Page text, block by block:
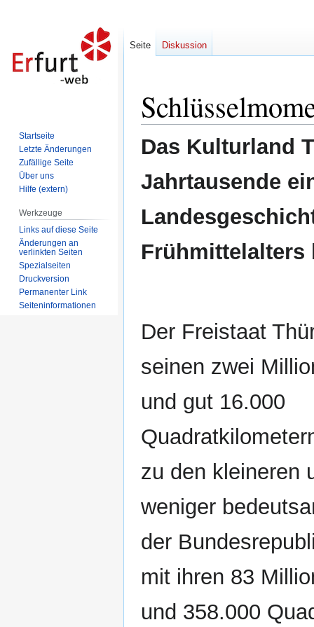
Navigation
springen
Suche
springen
Das Kulturland
Jahrtausende
Frühmittelalters
Der Freistaat
seinen zwei
und gut 16.000
zu den kleineren
weniger
der
mit ihren 83
und 358.000
Seite Diskussion
Startseite
Letzte Änderungen
Zufällige Seite
Über uns
Hilfe (extern)
Werkzeuge
Links auf diese Seite
Änderungen an
verlinkten Seiten
Spezialseiten
Druckversion
Permanenter Link
Seiten­informationen